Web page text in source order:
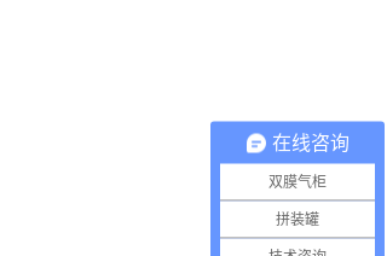
在线咨询
双膜气柜
拼装罐